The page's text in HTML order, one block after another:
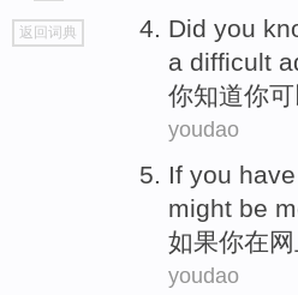
go
top
返回词典 Did you
a difficult
你知道你
youdao
If you have
might be
如果你在
youdao